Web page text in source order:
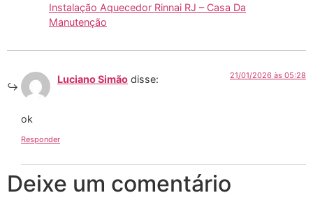
Instalação Aquecedor Rinnai RJ – Casa Da
Manutenção
Luciano Simão disse: 21/01/2026 às 05:28
ok
Responder
Deixe um comentário